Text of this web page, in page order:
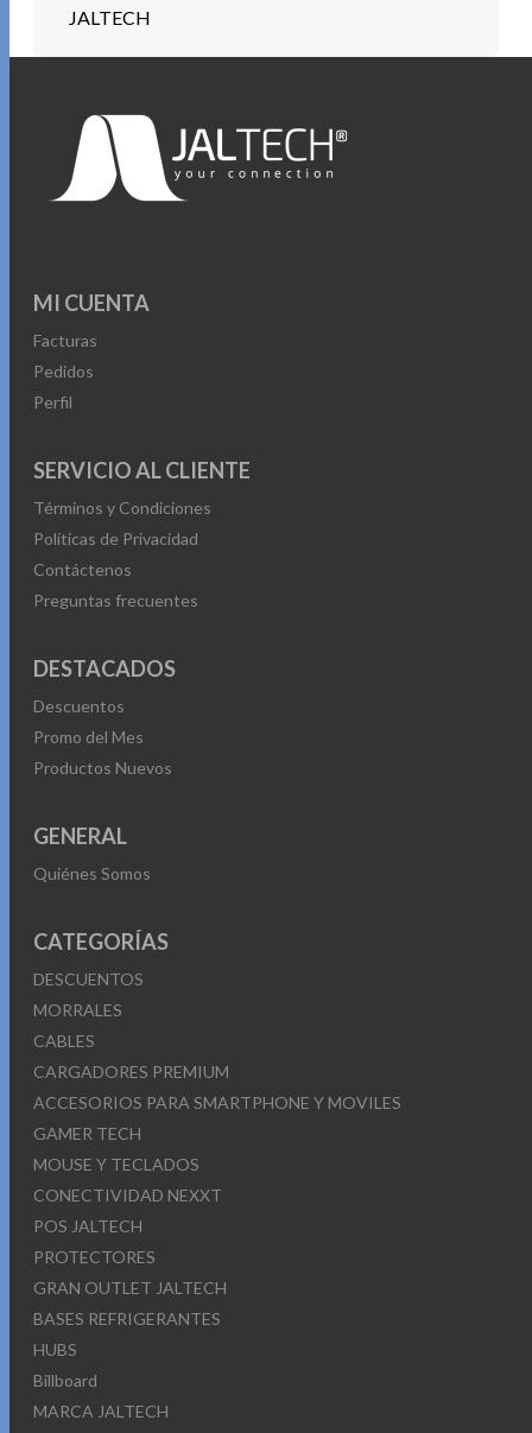
JALTECH
MI CUENTA
Facturas
Pedidos
Perfil
SERVICIO AL CLIENTE
Términos y Condiciones
Políticas de Privacidad
Contáctenos
Preguntas frecuentes
DESTACADOS
Descuentos
Promo del Mes
Productos Nuevos
GENERAL
Quiénes Somos
CATEGORÍAS
DESCUENTOS
MORRALES
CABLES
CARGADORES PREMIUM
ACCESORIOS PARA SMARTPHONE Y MOVILES
GAMER TECH
MOUSE Y TECLADOS
CONECTIVIDAD NEXXT
POS JALTECH
PROTECTORES
GRAN OUTLET JALTECH
BASES REFRIGERANTES
HUBS
Billboard
MARCA JALTECH